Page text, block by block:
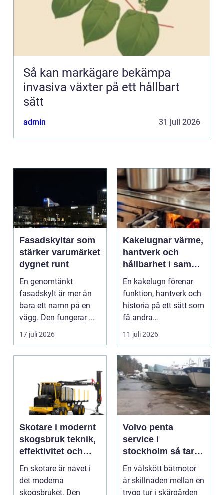
Så kan markägare bekämpa
invasiva växter på ett hållbart
sätt
admin 31 juli 2026
Fasadskyltar som
stärker varumärket
dygnet runt
En genomtänkt
fasadskylt är mer än
bara ett namn på en
vägg. Den fungerar ...
17 juli 2026
Kakelugnar värme,
hantverk och
hållbarhet i samma
eldstad
En kakelugn förenar
funktion, hantverk och
historia på ett sätt som
få andra
inredningsdetaljer
gör....
11 juli 2026
Skotare i modernt
skogsbruk teknik,
effektivitet och
hållbarhet
En skotare är navet i
det moderna
skogsbruket. Den
Volvo penta
service i
stockholm så tar
du hand om din
båtmotor på rätt
sätt
En välskött båtmotor
är skillnaden mellan en
trygg tur i skärgården